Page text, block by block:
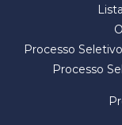
Processo
Processo